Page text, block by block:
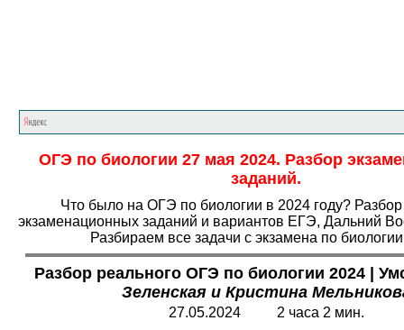
ОГЭ по биологии 27 мая 2024. Разбор
заданий.
Что было на ОГЭ по биологии в 2024 году?
экзаменационных заданий и вариантов ЕГЭ, Дальний
Разбираем все задачи с экзамена по
Разбор реального ОГЭ по биологии 2024 |
Зеленская и Кристина
27.05.2024 2 часа 2 мин.